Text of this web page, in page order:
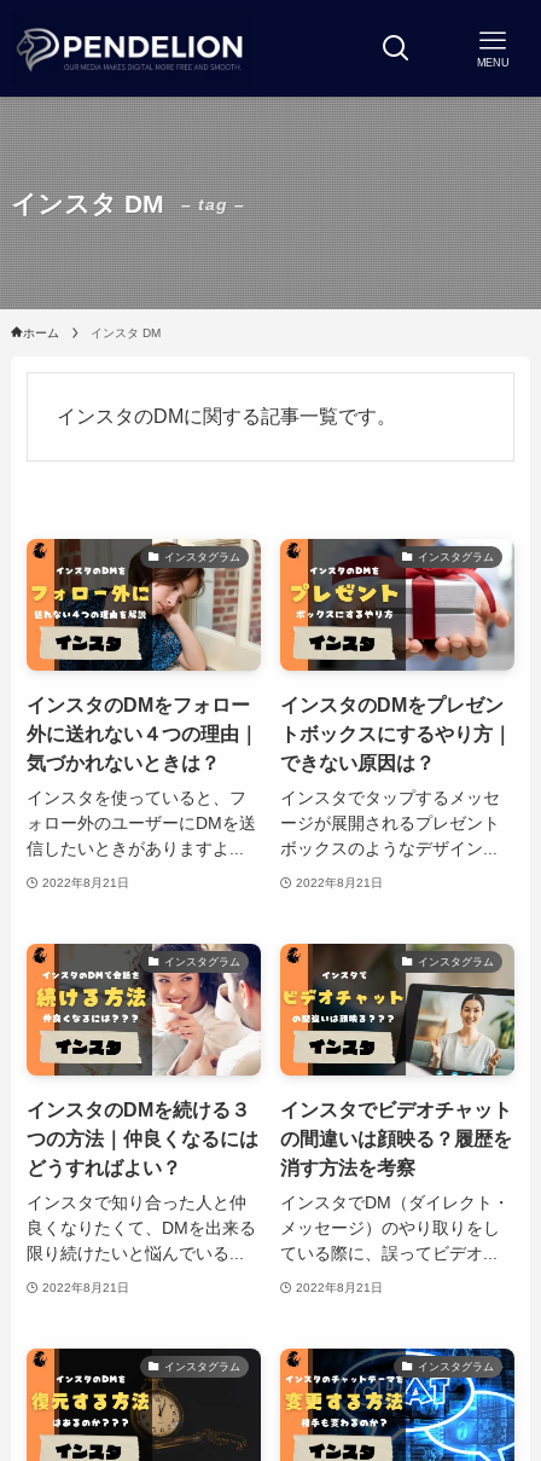
MENU
インスタ DM – tag –
ホーム インスタ DM
インスタのDMに関する記事一覧です。
インスタグラム
インスタのDMをフォロー
外に送れない４つの理由｜
気づかれないときは？
インスタを使っていると、フ
ォロー外のユーザーにDMを送
信したいときがありますよ...
2022年8月21日
インスタグラム
インスタのDMをプレゼン
トボックスにするやり方｜
できない原因は？
インスタでタップするメッセ
ージが展開されるプレゼント
ボックスのようなデザイン...
2022年8月21日
インスタグラム
インスタのDMを続ける３
つの方法｜仲良くなるには
どうすればよい？
インスタで知り合った人と仲
良くなりたくて、DMを出来る
限り続けたいと悩んでいる...
2022年8月21日
インスタグラム
インスタでビデオチャット
の間違いは顔映る？履歴を
消す方法を考察
インスタでDM（ダイレクト・
メッセージ）のやり取りをし
ている際に、誤ってビデオ...
2022年8月21日
インスタグラム インスタグラム